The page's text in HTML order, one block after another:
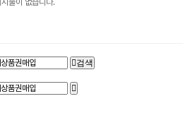
물이 없습니다.
검색